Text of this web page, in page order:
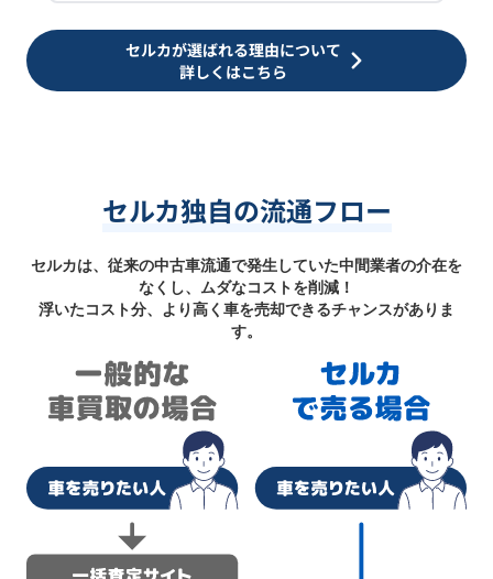
セルカが選ばれる理由について
詳しくはこちら
セルカ独自の流通フロー
セルカは、従来の中古車流通で発生していた中間業者の介在を
なくし、ムダなコストを削減！
浮いたコスト分、より高く車を売却できるチャンスがありま
す。